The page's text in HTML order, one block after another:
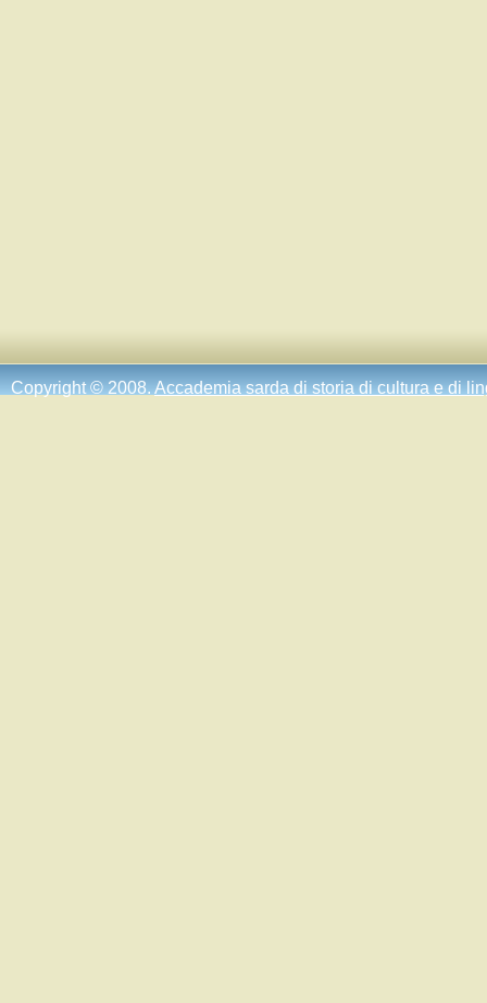
Copyright © 2008.Accademia sarda di storia di cultura e di